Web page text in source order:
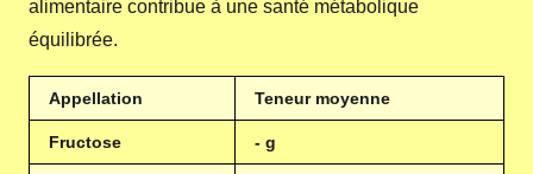
alimentaire contribue à une santé métabolique
équilibrée.
Appellation Teneur moyenne
Fructose - g